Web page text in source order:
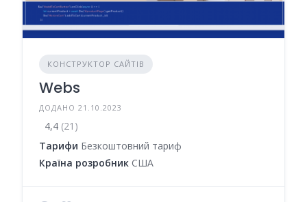
КОНСТРУКТОР САЙТІВ
Webs
ДОДАНО 21.10.2023
4,4 (21)
Тарифи Безкоштовний тариф
Країна розробник США